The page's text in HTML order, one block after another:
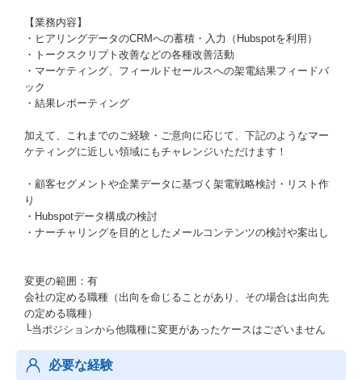
【業務内容】
・ヒアリングデータのCRMへの蓄積・入力（Hubspotを利用）
・トークスクリプト改善などの各種改善活動
・マーケティング、フィールドセールスへの架電結果フィードバ
ック
・結果レポーティング
加えて、これまでのご経験・ご意向に応じて、下記のようなマー
ケティングに近しい領域にもチャレンジいただけます！
・顧客セグメントや企業データに基づく架電戦略検討・リスト作
り
・Hubspotデータ構成の検討
・ナーチャリングを目的としたメールコンテンツの検討や案出し
変更の範囲：有
会社の定める職種（出向を命じることがあり、その場合は出向先
の定める職種）
└当ポジションから他職種に変更があったケースはございません
必要な経験